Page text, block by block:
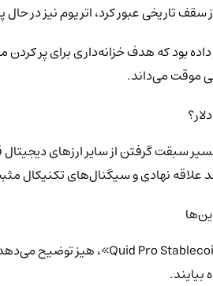
سقف تاریخی عبور کرد، اتریوم نیز
موقت می‌داند.
علاقه نهادی و سیگنال‌های
بیایند.